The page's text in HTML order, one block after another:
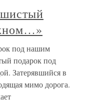
под нашим
подарок под
Затерявшийся в
мимо дорога.